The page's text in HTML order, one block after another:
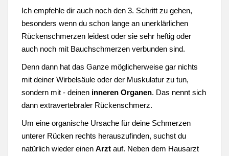
Ich empfehle dir auch noch den 3. Schritt zu gehen,
besonders wenn du schon lange an unerklärlichen
Rückenschmerzen leidest oder sie sehr heftig oder
auch noch mit Bauchschmerzen verbunden sind.
Denn dann hat das Ganze möglicherweise gar nichts
mit deiner Wirbelsäule oder der Muskulatur zu tun,
sondern mit - deinen inneren Organen. Das nennt sich
dann extravertebraler Rückenschmerz.
Um eine organische Ursache für deine Schmerzen
unterer Rücken rechts herauszufinden, suchst du
natürlich wieder einen Arzt auf. Neben dem Hausarzt